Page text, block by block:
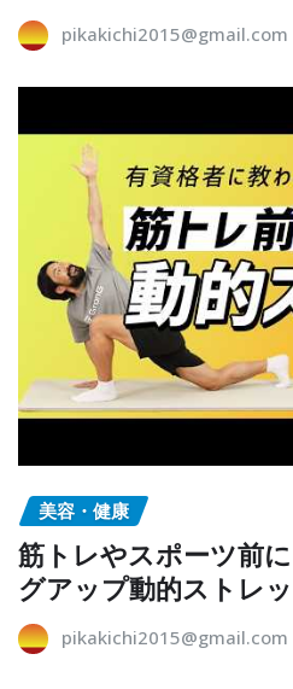
pikakichi2015@gmail.com
美容・健康
筋トレやスポーツ前
グアップ動的ストレッ
pikakichi2015@gmail.com